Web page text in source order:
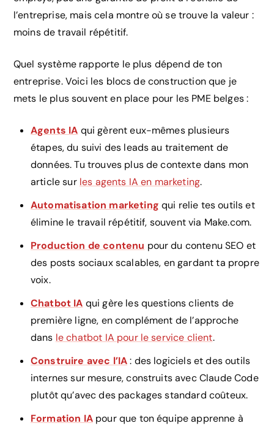
l’entreprise, mais cela montre où se trouve la valeur :
moins de travail répétitif.
Quel système rapporte le plus dépend de ton
entreprise. Voici les blocs de construction que je
mets le plus souvent en place pour les PME belges :
Agents IA qui gèrent eux-mêmes plusieurs
étapes, du suivi des leads au traitement de
données. Tu trouves plus de contexte dans mon
article sur les agents IA en marketing.
Automatisation marketing qui relie tes outils et
élimine le travail répétitif, souvent via Make.com.
Production de contenu pour du contenu SEO et
des posts sociaux scalables, en gardant ta propre
voix.
Chatbot IA qui gère les questions clients de
première ligne, en complément de l’approche
dans le chatbot IA pour le service client.
Construire avec l’IA: des logiciels et des outils
internes sur mesure, construits avec Claude Code
plutôt qu’avec des packages standard coûteux.
Formation IApour que ton équipe apprenne à